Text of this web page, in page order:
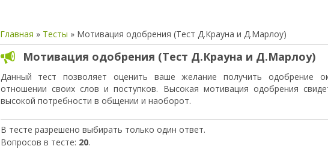
Главная » Тесты » Мотивация одобрения (Тест Д.Крауна и Д.Марлоу)
Мотивация одобрения (Тест Д.Крауна и Д.Марлоу)
Данный тест позволяет оценить ваше желание получить одобрение
отношении своих слов и поступков. Высокая мотивация одобрения
высокой потребности в общении и наоборот.
В тесте разрешено выбирать только один ответ.
Вопросов в тесте: 20.